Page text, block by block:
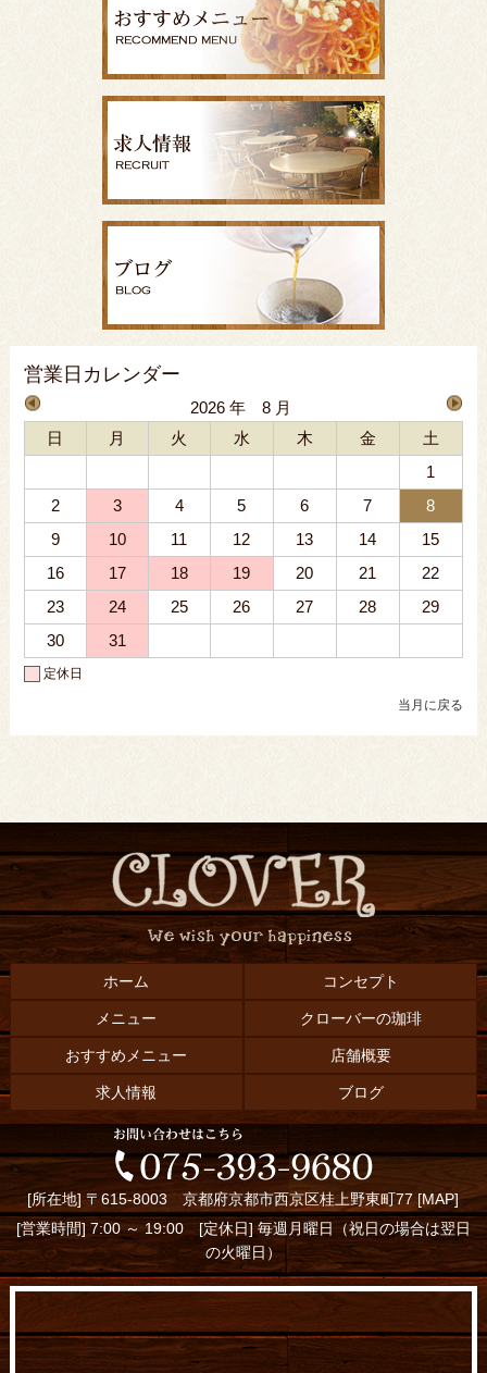
営業日カレンダー
2026 年 8 月
日
月 火 水 木 金
土
1
2
3 4 5 6 7
8
9
10 11 12 13 14
15
16
17 18 19 20 21
22
23
24 25 26 27 28
29
30
31
定休日
当月に戻る
ホーム コンセプト
メニュー クローバーの珈琲
おすすめメニュー 店舗概要
求人情報 ブログ
[所在地] 〒615-8003 京都府京都市西京区桂上野東町77 [MAP]
[営業時間] 7:00 ～ 19:00 [定休日] 毎週月曜日（祝日の場合は翌日
の火曜日）